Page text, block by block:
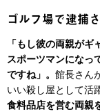
ゴルフ場で逮捕
「もし彼の両親が
スポーツマンになっ
ですね」。 館長さん
いい殺し屋として活
食料品店を営む両親